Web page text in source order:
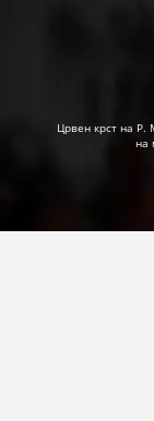
Црвен крст на Р.
на